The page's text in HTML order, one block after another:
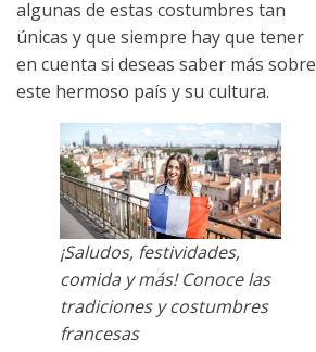
algunas de estas costumbres tan
únicas y que siempre hay que tener
en cuenta si deseas saber más sobre
este hermoso país y su cultura.
¡Saludos, festividades,
comida y más! Conoce las
tradiciones y costumbres
francesas